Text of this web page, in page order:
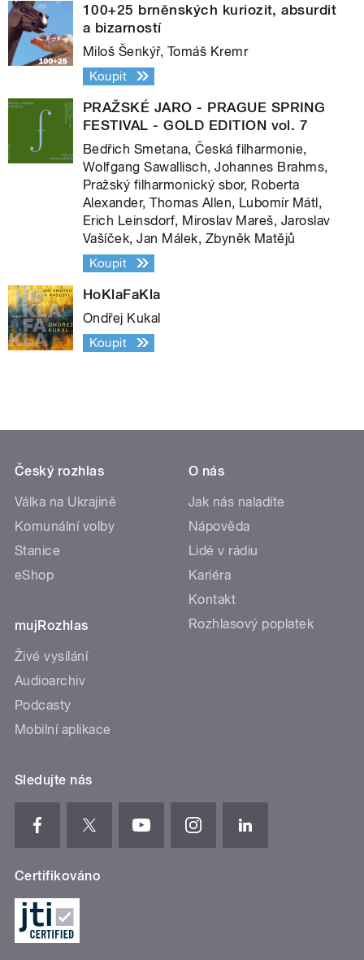
100+25 brněnských kuriozit, absurdit
a bizarností
Miloš Šenkýř, Tomáš Kremr
Koupit
PRAŽSKÉ JARO - PRAGUE SPRING
FESTIVAL - GOLD EDITION vol. 7
Bedřich Smetana, Česká filharmonie,
Wolfgang Sawallisch, Johannes Brahms,
Pražský filharmonický sbor, Roberta
Alexander, Thomas Allen, Lubomír Mátl,
Erich Leinsdorf, Miroslav Mareš, Jaroslav
Vašíček, Jan Málek, Zbyněk Matějů
Koupit
HoKlaFaKla
Ondřej Kukal
Koupit
Český rozhlas
Válka na Ukrajině
Komunální volby
Stanice
eShop
mujRozhlas
Živé vysílání
Audioarchiv
Podcasty
Mobilní aplikace
O nás
Jak nás naladíte
Nápověda
Lidé v rádiu
Kariéra
Kontakt
Rozhlasový poplatek
Sledujte nás
Certifikováno